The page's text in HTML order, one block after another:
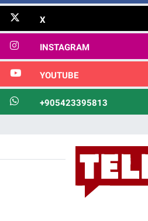
X
INSTAGRAM
YOUTUBE
+905423395813